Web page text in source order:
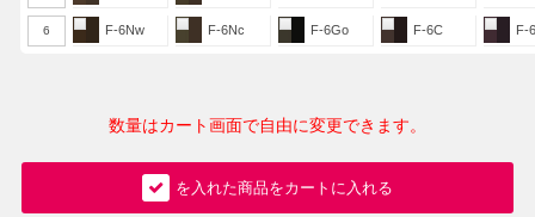
6 F-6Nw F-6Nc F-6Go F-6C F-
数量はカート画面で自由に変更できます。
を入れた商品をカートに入れる